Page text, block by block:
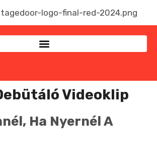
Videoklip
Ha Nyernél A